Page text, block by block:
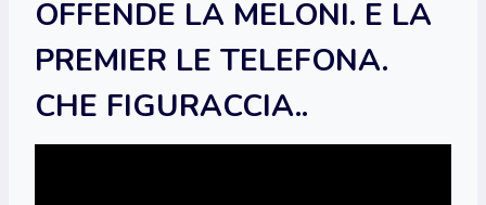
OFFENDE LA MELONI. E LA
PREMIER LE TELEFONA.
CHE FIGURACCIA..